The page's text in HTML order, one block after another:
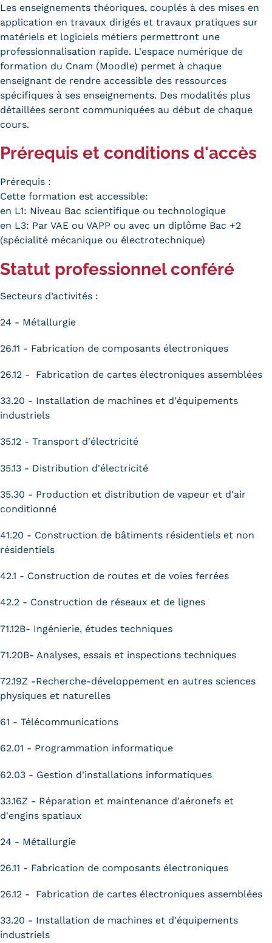
Les enseignements théoriques, couplés à des mises en
application en travaux dirigés et travaux pratiques sur
matériels et logiciels métiers permettront une
professionnalisation rapide. L'espace numérique de
formation du Cnam (Moodle) permet à chaque
enseignant de rendre accessible des ressources
spécifiques à ses enseignements. Des modalités plus
détaillées seront communiquées au début de chaque
cours.
Prérequis et conditions d'accès
Prérequis :
Cette formation est accessible:
en L1: Niveau Bac scientifique ou technologique
en L3: Par VAE ou VAPP ou avec un diplôme Bac +2
(spécialité mécanique ou électrotechnique)
Statut professionnel conféré
Secteurs d’activités :
24 - Métallurgie
26.11 - Fabrication de composants électroniques
26.12 - Fabrication de cartes électroniques assemblées
33.20 - Installation de machines et d'équipements
industriels
35.12 - Transport d'électricité
35.13 - Distribution d'électricité
35.30 - Production et distribution de vapeur et d'air
conditionné
41.20 - Construction de bâtiments résidentiels et non
résidentiels
42.1 - Construction de routes et de voies ferrées
42.2 - Construction de réseaux et de lignes
71.12B- Ingénierie, études techniques
71.20B- Analyses, essais et inspections techniques
72.19Z -Recherche-développement en autres sciences
physiques et naturelles
61 - Télécommunications
62.01 - Programmation informatique
62.03 - Gestion d'installations informatiques
33.16Z - Réparation et maintenance d'aéronefs et
d'engins spatiaux
24 - Métallurgie
26.11 - Fabrication de composants électroniques
26.12 - Fabrication de cartes électroniques assemblées
33.20 - Installation de machines et d'équipements
industriels